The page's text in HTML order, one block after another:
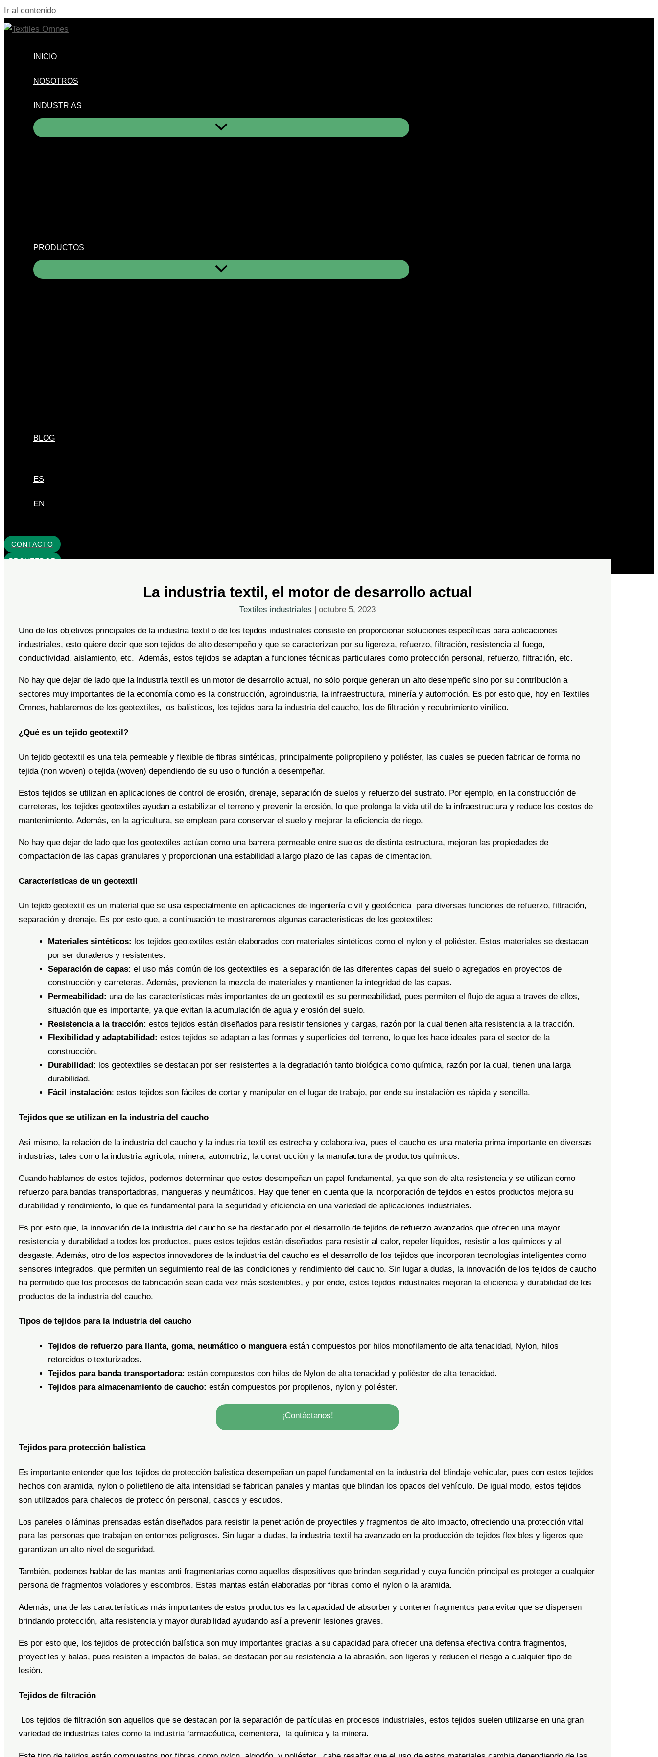
Ir al contenido
INICIO
NOSOTROS
INDUSTRIAS
PRODUCTOS
BLOG
ES
EN
CONTACTO
PROVEEDOR
La industria textil, el motor de desarrollo actual
Textiles industriales | octubre 5, 2023
Uno de los objetivos principales de la industria textil o de los tejidos industriales consiste en proporcionar soluciones específicas para aplicaciones
industriales, esto quiere decir que son tejidos de alto desempeño y que se caracterizan por su ligereza, refuerzo, filtración, resistencia al fuego,
conductividad, aislamiento, etc. Además, estos tejidos se adaptan a funciones técnicas particulares como protección personal, refuerzo, filtración, etc.
No hay que dejar de lado que la industria textil es un motor de desarrollo actual, no sólo porque generan un alto desempeño sino por su contribución a
sectores muy importantes de la economía como es la construcción, agroindustria, la infraestructura, minería y automoción. Es por esto que, hoy en Textiles
Omnes, hablaremos de los geotextiles, los balísticos, los tejidos para la industria del caucho, los de filtración y recubrimiento vinílico.
¿Qué es un tejido geotextil?
Un tejido geotextil es una tela permeable y flexible de fibras sintéticas, principalmente polipropileno y poliéster, las cuales se pueden fabricar de forma no
tejida (non woven) o tejida (woven) dependiendo de su uso o función a desempeñar.
Estos tejidos se utilizan en aplicaciones de control de erosión, drenaje, separación de suelos y refuerzo del sustrato. Por ejemplo, en la construcción de
carreteras, los tejidos geotextiles ayudan a estabilizar el terreno y prevenir la erosión, lo que prolonga la vida útil de la infraestructura y reduce los costos de
mantenimiento. Además, en la agricultura, se emplean para conservar el suelo y mejorar la eficiencia de riego.
No hay que dejar de lado que los geotextiles actúan como una barrera permeable entre suelos de distinta estructura, mejoran las propiedades de
compactación de las capas granulares y proporcionan una estabilidad a largo plazo de las capas de cimentación.
Características de un geotextil
Un tejido geotextil es un material que se usa especialmente en aplicaciones de ingeniería civil y geotécnica para diversas funciones de refuerzo, filtración,
separación y drenaje. Es por esto que, a continuación te mostraremos algunas características de los geotextiles:
Materiales sintéticos: los tejidos geotextiles están elaborados con materiales sintéticos como el nylon y el poliéster. Estos materiales se destacan
por ser duraderos y resistentes.
Separación de capas: el uso más común de los geotextiles es la separación de las diferentes capas del suelo o agregados en proyectos de
construcción y carreteras. Además, previenen la mezcla de materiales y mantienen la integridad de las capas.
Permeabilidad: una de las características más importantes de un geotextil es su permeabilidad, pues permiten el flujo de agua a través de ellos,
situación que es importante, ya que evitan la acumulación de agua y erosión del suelo.
Resistencia a la tracción: estos tejidos están diseñados para resistir tensiones y cargas, razón por la cual tienen alta resistencia a la tracción.
Flexibilidad y adaptabilidad: estos tejidos se adaptan a las formas y superficies del terreno, lo que los hace ideales para el sector de la
construcción.
Durabilidad: los geotextiles se destacan por ser resistentes a la degradación tanto biológica como química, razón por la cual, tienen una larga
durabilidad.
Fácil instalación: estos tejidos son fáciles de cortar y manipular en el lugar de trabajo, por ende su instalación es rápida y sencilla.
Tejidos que se utilizan en la industria del caucho
Así mismo, la relación de la industria del caucho y la industria textil es estrecha y colaborativa, pues el caucho es una materia prima importante en diversas
industrias, tales como la industria agrícola, minera, automotriz, la construcción y la manufactura de productos químicos.
Cuando hablamos de estos tejidos, podemos determinar que estos desempeñan un papel fundamental, ya que son de alta resistencia y se utilizan como
refuerzo para bandas transportadoras, mangueras y neumáticos. Hay que tener en cuenta que la incorporación de tejidos en estos productos mejora su
durabilidad y rendimiento, lo que es fundamental para la seguridad y eficiencia en una variedad de aplicaciones industriales.
Es por esto que, la innovación de la industria del caucho se ha destacado por el desarrollo de tejidos de refuerzo avanzados que ofrecen una mayor
resistencia y durabilidad a todos los productos, pues estos tejidos están diseñados para resistir al calor, repeler líquidos, resistir a los químicos y al
desgaste. Además, otro de los aspectos innovadores de la industria del caucho es el desarrollo de los tejidos que incorporan tecnologías inteligentes como
sensores integrados, que permiten un seguimiento real de las condiciones y rendimiento del caucho. Sin lugar a dudas, la innovación de los tejidos de caucho
ha permitido que los procesos de fabricación sean cada vez más sostenibles, y por ende, estos tejidos industriales mejoran la eficiencia y durabilidad de los
productos de la industria del caucho.
Tipos de tejidos para la industria del caucho
Tejidos de refuerzo para llanta, goma, neumático o manguera están compuestos por hilos monofilamento de alta tenacidad, Nylon, hilos
retorcidos o texturizados.
Tejidos para banda transportadora: están compuestos con hilos de Nylon de alta tenacidad y poliéster de alta tenacidad.
Tejidos para almacenamiento de caucho: están compuestos por propilenos, nylon y poliéster.
¡Contáctanos!
Tejidos para protección balística
Es importante entender que los tejidos de protección balística desempeñan un papel fundamental en la industria del blindaje vehicular, pues con estos tejidos
hechos con aramida, nylon o polietileno de alta intensidad se fabrican panales y mantas que blindan los opacos del vehículo. De igual modo, estos tejidos
son utilizados para chalecos de protección personal, cascos y escudos.
Los paneles o láminas prensadas están diseñados para resistir la penetración de proyectiles y fragmentos de alto impacto, ofreciendo una protección vital
para las personas que trabajan en entornos peligrosos. Sin lugar a dudas, la industria textil ha avanzado en la producción de tejidos flexibles y ligeros que
garantizan un alto nivel de seguridad.
También, podemos hablar de las mantas anti fragmentarias como aquellos dispositivos que brindan seguridad y cuya función principal es proteger a cualquier
persona de fragmentos voladores y escombros. Estas mantas están elaboradas por fibras como el nylon o la aramida.
Además, una de las características más importantes de estos productos es la capacidad de absorber y contener fragmentos para evitar que se dispersen
brindando protección, alta resistencia y mayor durabilidad ayudando así a prevenir lesiones graves.
Es por esto que, los tejidos de protección balística son muy importantes gracias a su capacidad para ofrecer una defensa efectiva contra fragmentos,
proyectiles y balas, pues resisten a impactos de balas, se destacan por su resistencia a la abrasión, son ligeros y reducen el riesgo a cualquier tipo de
lesión.
Tejidos de filtración
Los tejidos de filtración son aquellos que se destacan por la separación de partículas en procesos industriales, estos tejidos suelen utilizarse en una gran
variedad de industrias tales como la industria farmacéutica, cementera, la química y la minera.